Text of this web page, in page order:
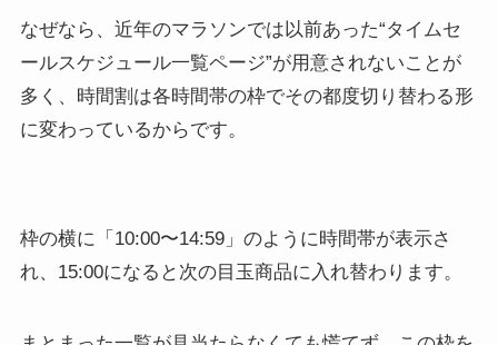
なぜなら、近年のマラソンでは以前あった“タイムセ
ールスケジュール一覧ページ”が用意されないことが
多く、時間割は各時間帯の枠でその都度切り替わる形
に変わっているからです。
枠の横に「10:00〜14:59」のように時間帯が表示さ
れ、15:00になると次の目玉商品に入れ替わります。